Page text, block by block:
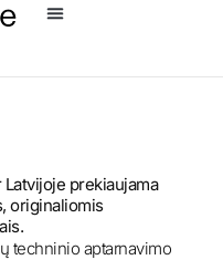
prekiaujama
originaliomis
techninio aptarnavimo